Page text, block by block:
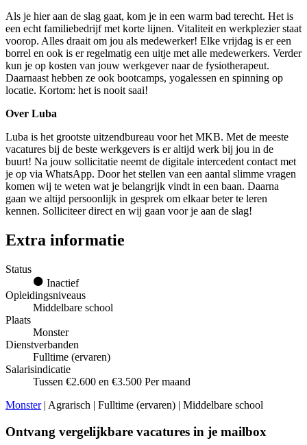
Als je hier aan de slag gaat, kom je in een warm bad terecht. Het is
een echt familiebedrijf met korte lijnen. Vitaliteit en werkplezier staat
voorop. Alles draait om jou als medewerker! Elke vrijdag is er een
borrel en ook is er regelmatig een uitje met alle medewerkers. Verder
kun je op kosten van jouw werkgever naar de fysiotherapeut.
Daarnaast hebben ze ook bootcamps, yogalessen en spinning op
locatie. Kortom: het is nooit saai!
Over Luba
Luba is het grootste uitzendbureau voor het MKB. Met de meeste
vacatures bij de beste werkgevers is er altijd werk bij jou in de
buurt! Na jouw sollicitatie neemt de digitale intercedent contact met
je op via WhatsApp. Door het stellen van een aantal slimme vragen
komen wij te weten wat je belangrijk vindt in een baan. Daarna
gaan we altijd persoonlijk in gesprek om elkaar beter te leren
kennen. Solliciteer direct en wij gaan voor je aan de slag!
Extra informatie
Status
Inactief
Opleidingsniveaus
Middelbare school
Plaats
Monster
Dienstverbanden
Fulltime (ervaren)
Salarisindicatie
Tussen €2.600 en €3.500 Per maand
Monster| Agrarisch | Fulltime (ervaren) | Middelbare school
Ontvang vergelijkbare vacatures in je mailbox